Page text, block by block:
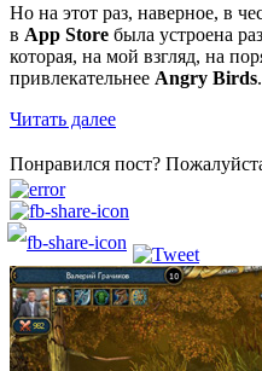
Но на этот раз, наверное, в
в App Store была устроена
которая, на мой взгляд, на
привлекательнее Angry Birds.
Читать далее
Понравился пост?